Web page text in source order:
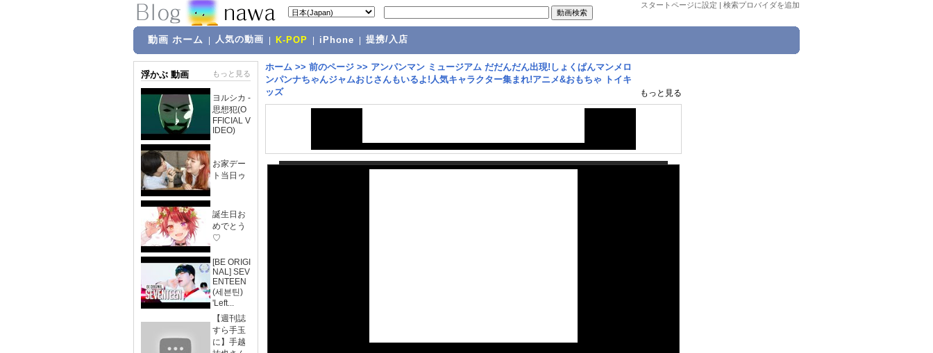
スタートページに設定 | 検索プロバイダを追加
動画 ホーム 人気の動画 K-POP iPhone 提携/入店
浮かぶ 動画 もっと見る
ヨルシカ -
思想犯(O
FFICIAL V
IDEO)
お家デー
ト当日ゥ
誕生日お
めでとう
♡
[BE ORIGI
NAL] SEV
ENTEEN
(세븐틴)
'Left...
【週刊誌
すら手玉
に】手越
ホーム >> 前のページ >> アンパンマン ミュージアム だだんだん出現!しょくぱんマンメロ
ンパンナちゃんジャムおじさんもいるよ!人気キャラクター集まれ!アニメ&おもちゃ トイキ
ッズ
もっと見る